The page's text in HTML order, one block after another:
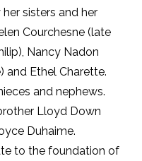
sisters and her
Courchesne (late
Nancy Nadon
and Ethel Charette.
and nephews.
Lloyd Down
Duhaime.
to the foundation of